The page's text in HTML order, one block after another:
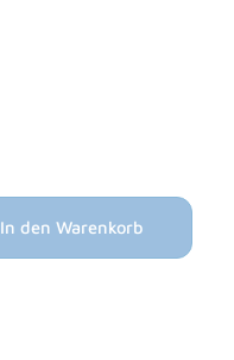
In den Warenkorb